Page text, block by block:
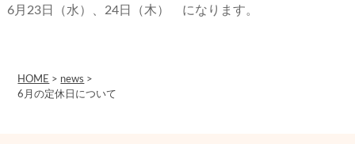
6月23日（水）、24日（木） になります。
HOME > news >
6月の定休日について